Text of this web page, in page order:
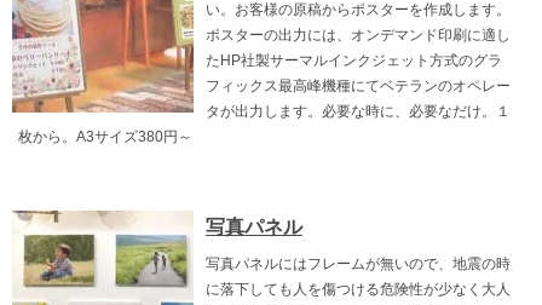
い。お客様の原稿からポスターを作成します。
ポスターの出力には、オンデマンド印刷に適し
たHP社製サーマルインクジェット方式のグラ
フィックス最高峰機種にてベテランのオペレー
タが出力します。必要な時に、必要なだけ。１
枚から。A3サイズ380円～
写真パネル
写真パネルにはフレームが無いので、地震の時
に落下しても人を傷つける危険性が少なく大人